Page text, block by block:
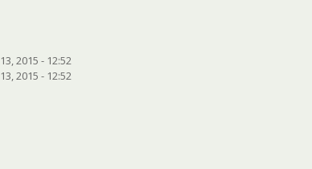
2015 - 12:52
2015 - 12:52